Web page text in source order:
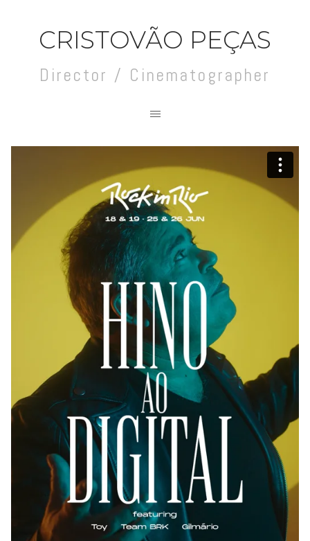
CRISTOVÃO PEÇAS
Director / Cinematographer